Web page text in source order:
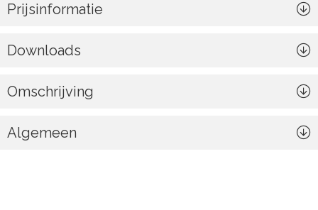
Prijsinformatie
Downloads
Omschrijving
Algemeen